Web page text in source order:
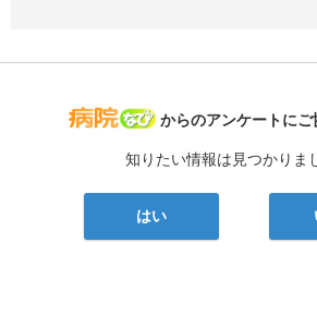
病院なび
からのアンケートにご
知りたい情報は見つかりま
はい